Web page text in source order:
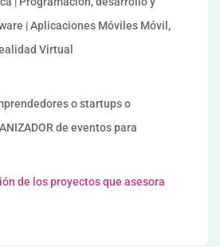
| Aplicaciones Móviles Móvil,
Virtual
o startups o
de eventos para
de los proyectos que asesora